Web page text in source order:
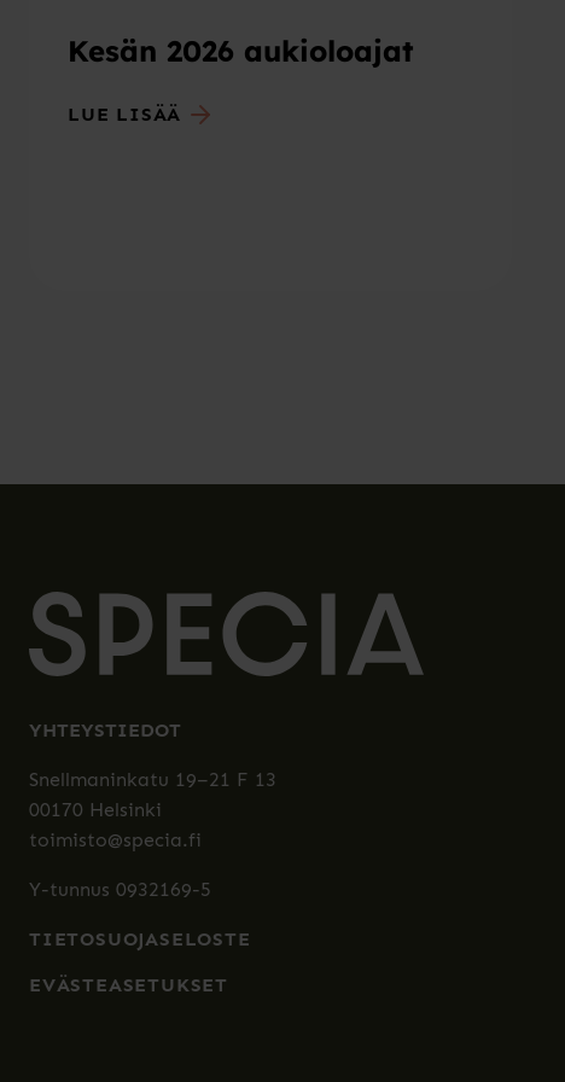
Kesän 2026 aukioloajat
LUE LISÄÄ
YHTEYSTIEDOT
Snellmaninkatu 19–21 F 13
00170 Helsinki
toimisto@specia.fi
Y-tunnus 0932169-5
TIETOSUOJASELOSTE
EVÄSTEASETUKSET